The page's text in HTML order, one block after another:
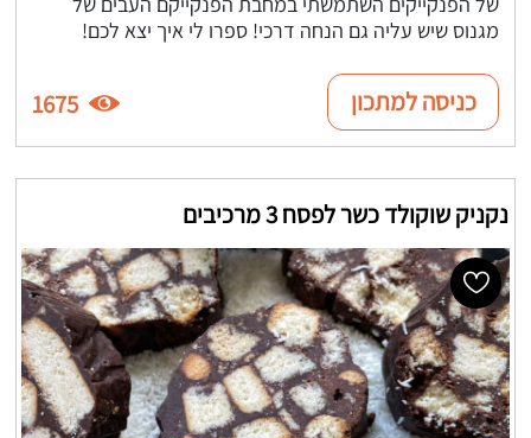
מגנוס שיש עליה גם הנחה דרכי! ספרו לי איך יצא לכם!
כניסה למתכון 1675
נקניק שוקולד כשר לפסח 3 מרכיבים